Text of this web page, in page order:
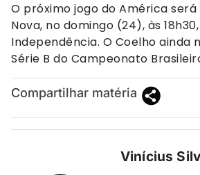
O próximo jogo do América
Nova, no domingo (24), às
Independência. O Coelho ainda
Série B do Campeonato
Compartilhar matéria
Vinícius